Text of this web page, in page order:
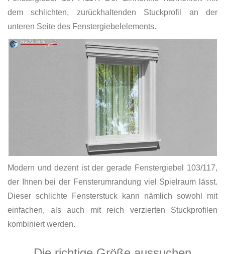
dem schlichten, zurückhaltenden Stuckprofil an der
unteren Seite des Fenstergiebelelements.
Modern und dezent ist der gerade Fenstergiebel 103/117,
der Ihnen bei der Fensterumrandung viel Spielraum lässt.
Dieser schlichte Fensterstuck kann nämlich sowohl mit
einfachen, als auch mit reich verzierten Stuckprofilen
kombiniert werden.